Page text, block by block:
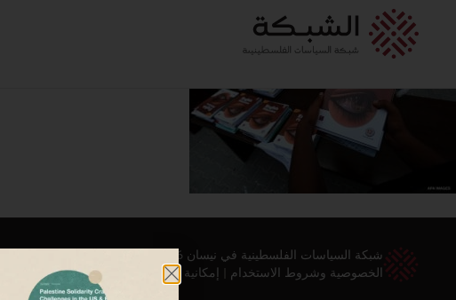
شبكة السياسات الفلسطينية في نيسان 2026 ©
الخصوصية وشروط الاستخدام
إمكانية